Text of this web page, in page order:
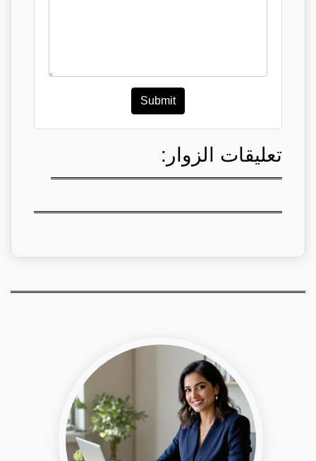
Submit
تعليقات الزوار: